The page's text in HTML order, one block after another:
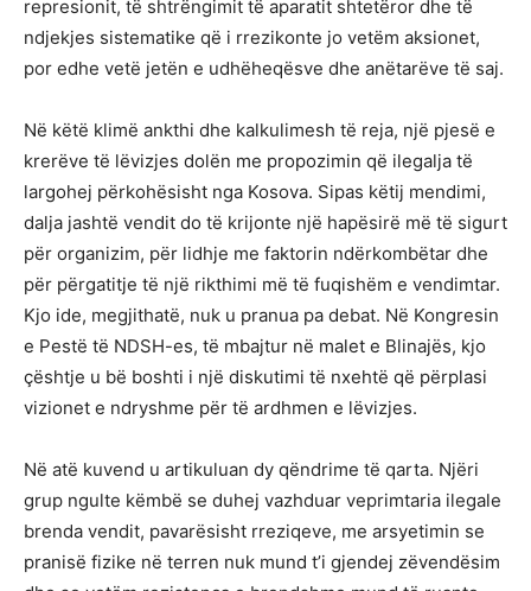
represionit, të shtrëngimit të aparatit shtetëror dhe të
ndjekjes sistematike që i rrezikonte jo vetëm aksionet,
por edhe vetë jetën e udhëheqësve dhe anëtarëve të saj.
Në këtë klimë ankthi dhe kalkulimesh të reja, një pjesë e
krerëve të lëvizjes dolën me propozimin që ilegalja të
largohej përkohësisht nga Kosova. Sipas këtij mendimi,
dalja jashtë vendit do të krijonte një hapësirë më të sigurt
për organizim, për lidhje me faktorin ndërkombëtar dhe
për përgatitje të një rikthimi më të fuqishëm e vendimtar.
Kjo ide, megjithatë, nuk u pranua pa debat. Në Kongresin
e Pestë të NDSH-es, të mbajtur në malet e Blinajës, kjo
çështje u bë boshti i një diskutimi të nxehtë që përplasi
vizionet e ndryshme për të ardhmen e lëvizjes.
Në atë kuvend u artikuluan dy qëndrime të qarta. Njëri
grup ngulte këmbë se duhej vazhduar veprimtaria ilegale
brenda vendit, pavarësisht rreziqeve, me arsyetimin se
pranisë fizike në terren nuk mund t’i gjendej zëvendësim